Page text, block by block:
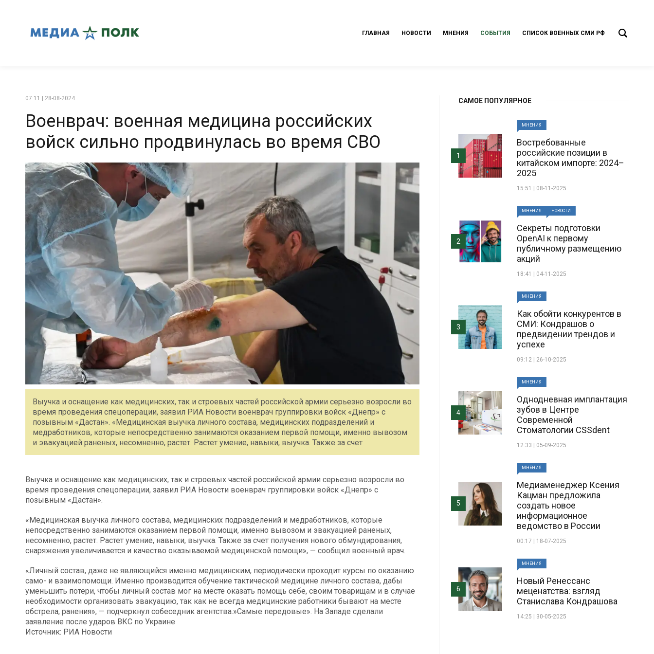
ГЛАВНАЯ НОВОСТИ МНЕНИЯ СОБЫТИЯ СПИСОК ВОЕННЫХ СМИ РФ
07:11 | 28-08-2024
Военврач: военная медицина российских
войск сильно продвинулась во время СВО
Выучка и оснащение как медицинских, так и строевых частей российской армии серьезно возросли во
время проведения спецоперации, заявил РИА Новости военврач группировки войск «Днепр» с
позывным «Дастан». «Медицинская выучка личного состава, медицинских подразделений и
медработников, которые непосредственно занимаются оказанием первой помощи, именно вывозом
и эвакуацией раненых, несомненно, растет. Растет умение, навыки, выучка. Также за счет
Выучка и оснащение как медицинских, так и строевых частей российской армии серьезно возросли во
время проведения спецоперации, заявил РИА Новости военврач группировки войск «Днепр» с
позывным «Дастан».
«Медицинская выучка личного состава, медицинских подразделений и медработников, которые
непосредственно занимаются оказанием первой помощи, именно вывозом и эвакуацией раненых,
несомненно, растет. Растет умение, навыки, выучка. Также за счет получения нового обмундирования,
снаряжения увеличивается и качество оказываемой медицинской помощи», — сообщил военный врач.
«Личный состав, даже не являющийся именно медицинским, периодически проходит курсы по оказанию
само- и взаимопомощи. Именно производится обучение тактической медицине личного состава, дабы
уменьшить потери, чтобы личный состав мог на месте оказать помощь себе, своим товарищам и в случае
необходимости организовать эвакуацию, так как не всегда медицинские работники бывают на месте
обстрела, ранения», — подчеркнул собеседник агентства.»Самые передовые». На Западе сделали
заявление после ударов ВКС по Украине
Источник: РИА Новости
САМОЕ ПОПУЛЯРНОЕ
МНЕНИЯ
Востребованные
российские позиции в
китайском импорте: 2024–
2025
15:51 | 08-11-2025
1
МНЕНИЯ НОВОСТИ
Секреты подготовки
OpenAI к первому
публичному размещению
акций
18:41 | 04-11-2025
2
МНЕНИЯ
Как обойти конкурентов в
СМИ: Кондрашов о
предвидении трендов и
успехе
09:12 | 26-10-2025
3
МНЕНИЯ
Однодневная имплантация
зубов в Центре
Современной
Стоматологии CSSdent
12:33 | 05-09-2025
4
МНЕНИЯ
Медиаменеджер Ксения
Кацман предложила
создать новое
информационное
ведомство в России
00:17 | 18-07-2025
5
МНЕНИЯ
Новый Ренессанс
меценатства: взгляд
Станислава Кондрашова
14:25 | 30-05-2025
6